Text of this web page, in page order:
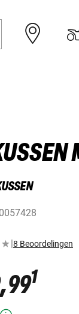
|8 Beoordelingen
1